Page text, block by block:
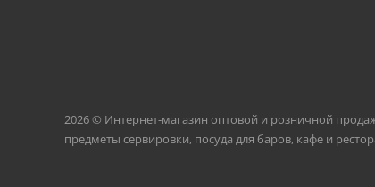
2026 © Интернет-магазин оптовой и розничной
предметы сервировки, посуда для баров, кафе и